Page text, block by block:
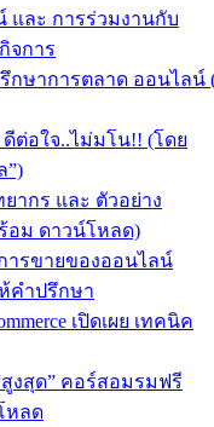
และ การร่วมงานกับ
จการ
กษาการตลาด ออนไลน์
ต่อใจ..ไม่มโน!! (โดย
”)
ากร และ ตัวอย่าง
อม ดาวน์โหลด)
ารขายของออนไลน์
คำปรึกษา
เปิดเผย เทคนิค
งสุด” คอร์สอมรมฟรี
หลด